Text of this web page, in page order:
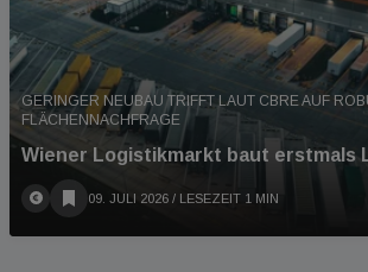
GERINGER NEUBAU TRIFFT LAUT CBRE AUF
FLÄCHENNACHFRAGE
Wiener Logistikmarkt baut erstmals
09. JULI 2026 / LESEZEIT 1 MIN